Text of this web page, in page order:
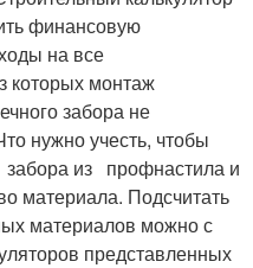
финансовую
на все
которых монтаж
забора не
нужно учесть, чтобы
из профнастила и
материала. Подсчитать
материалов можно с
представленных